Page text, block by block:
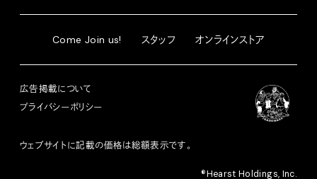
Come Join us! スタッフ オンラインストア
広告掲載について
プライバシーポリシー
ウェブサイトに記載の価格は総額表示です。
®︎Hearst Holdings, Inc.